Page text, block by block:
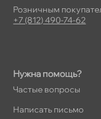
Нужна помощь?
Частые вопросы
Написать письмо
Розничным
+7 (812) 490-74-62